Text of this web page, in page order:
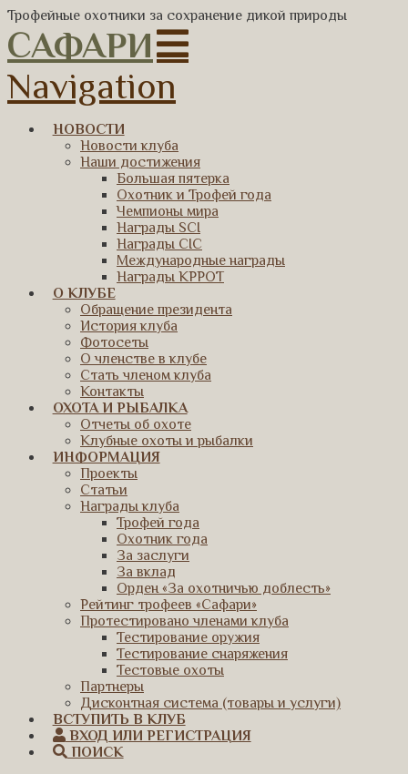
Трофейные охотники за сохранение дикой природы
САФАРИ
Navigation
НОВОСТИ
Новости клуба
Наши достижения
Большая пятерка
Охотник и Трофей года
Чемпионы мира
Награды SCI
Награды CIC
Международные награды
Награды КРРОТ
О КЛУБЕ
Обращение президента
История клуба
Фотосеты
О членстве в клубе
Стать членом клуба
Контакты
ОХОТА И РЫБАЛКА
Отчеты об охоте
Клубные охоты и рыбалки
ИНФОРМАЦИЯ
Проекты
Статьи
Награды клуба
Трофей года
Охотник года
За заслуги
За вклад
Орден «За охотничью доблесть»
Рейтинг трофеев «Сафари»
Протестировано членами клуба
Тестирование оружия
Тестирование снаряжения
Тестовые охоты
Партнеры
Дисконтная система (товары и услуги)
ВСТУПИТЬ В КЛУБ
ВХОД ИЛИ РЕГИСТРАЦИЯ
ПОИСК